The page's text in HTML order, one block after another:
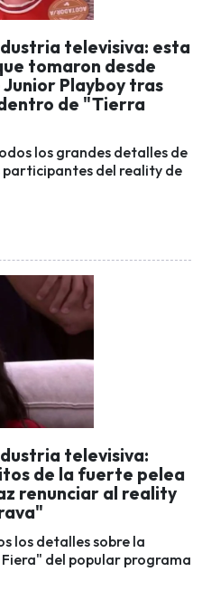
televisiva: esta
tomaron desde
Junior Playboy tras
de "Tierra
los grandes detalles de
participantes del reality de
televisiva:
de la fuerte pelea
renunciar al reality
los detalles sobre la
del popular programa